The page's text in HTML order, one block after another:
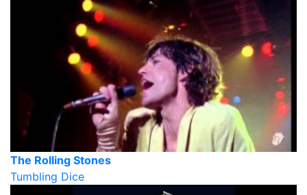
The Rolling Stones
Tumbling Dice